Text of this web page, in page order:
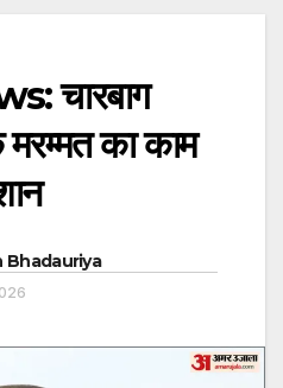
चारबाग
का काम
Bhadauriya